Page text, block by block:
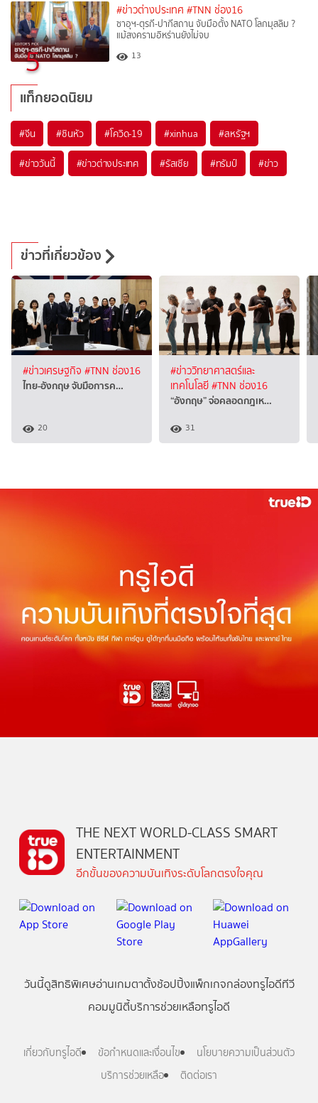
5
#ข่าวต่างประเทศ #TNN ช่อง16
ซาอุฯ-ตุรกี-ปากีสถาน จับมือตั้ง NATO โลกมุสลิม ?
แม้สงครามอิหร่านยังไม่จบ
13
แท็กยอดนิยม
#จีน #ซินหัว #โควิด-19 #xinhua #สหรัฐฯ
#ข่าววันนี้ #ข่าวต่างประเทศ #รัสเซีย #ทรัมป์ #ข่าว
ข่าวที่เกี่ยวข้อง
#ข่าวเศรษฐกิจ #TNN ช่อง16
ไทย-อังกฤษ จับมือการค…
20
#ข่าววิทยาศาสตร์และ
เทคโนโลยี#TNN ช่อง16
“อังกฤษ” จ่อคลอดกฎเห…
31
THE NEXT WORLD-CLASS SMART
ENTERTAINMENT
อีกขั้นของความบันเทิงระดับโลกตรงใจคุณ
วันนี้ดูสิทธิพิเศษอ่านเกมตาตั้งช้อปปิ้งแพ็กเกจกล่องทรูไอดีทีวี
คอมมูนิตี้บริการช่วยเหลือทรูไอดี
เกี่ยวกับทรูไอดี ข้อกำหนดและเงื่อนไข
นโยบายความเป็นส่วนตัว
บริการช่วยเหลือ
ติดต่อเรา